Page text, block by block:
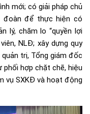
mới; có giải pháp chủ
đoàn để thực hiện có
lý, chăm lo “quyền lợi
NLĐ; xây dựng quy
trị, Tổng giám đốc
phối hợp chặt chẽ, hiệu
vụ SXKĐ và hoạt động